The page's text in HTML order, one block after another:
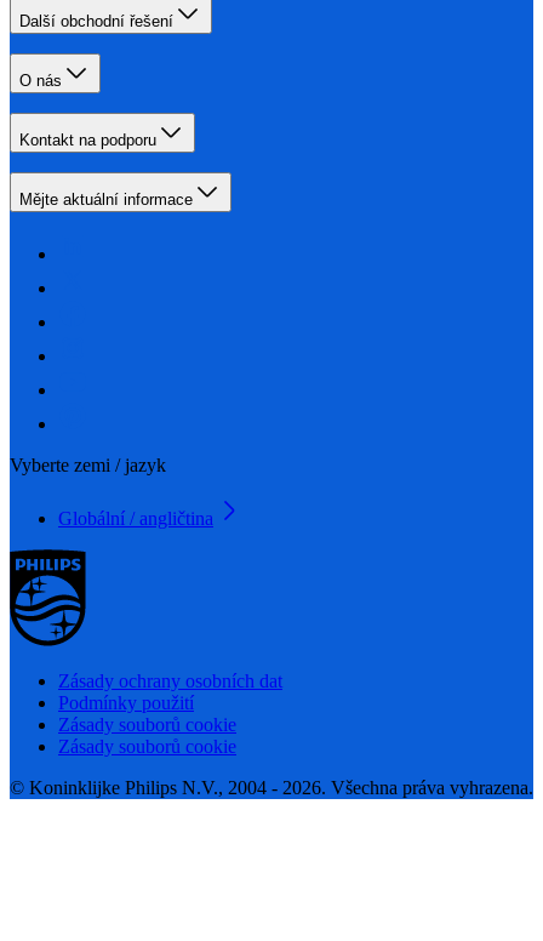
Další obchodní řešení
O nás
Kontakt na podporu
Mějte aktuální informace
Vyberte zemi / jazyk
Globální / angličtina
Zásady ochrany osobních dat
Podmínky použití
Zásady souborů cookie
Zásady souborů cookie
© Koninklijke Philips N.V., 2004 - 2026. Všechna práva vyhrazena.